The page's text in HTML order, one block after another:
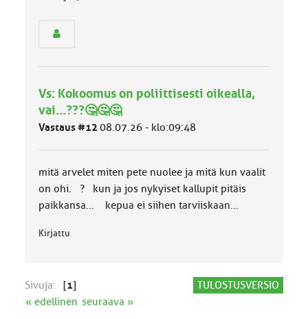
m
ä
u
k
a
Vs: Kokoomus on poliittisesti oikealla,
vai...???🤔🤔🤔
Vastaus #12 08.07.26 - klo:09:48
mitä arvelet miten pete nuolee ja mitä kun vaalit
on ohi. ? kun ja jos nykyiset kallupit pitäis
paikkansa... kepua ei siihen tarviiskaan...
Kirjattu
TULOSTUSVERSIO
Sivuja: [1]
« edellinen seuraava »